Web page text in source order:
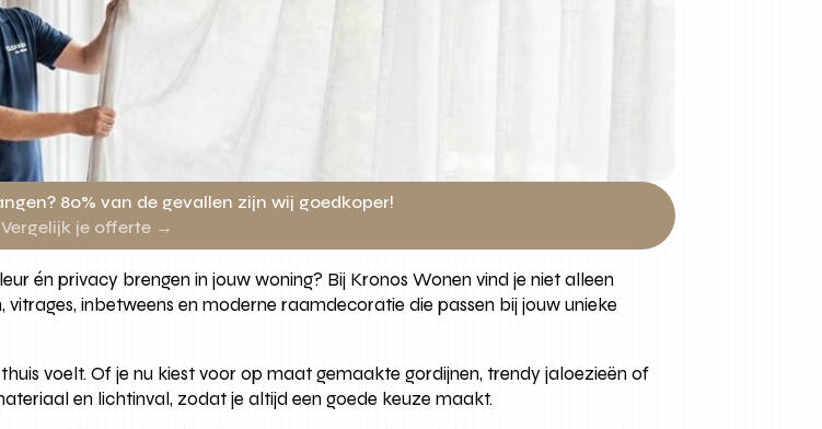
80% van de gevallen zijn wij goedkoper!
Vergelijk je offerte →
én privacy brengen in jouw woning? Bij Kronos Wonen vind je niet alleen
inbetweens en moderne raamdecoratie die passen bij jouw unieke
voelt. Of je nu kiest voor op maat gemaakte gordijnen, trendy jaloezieën of
en lichtinval, zodat je altijd een goede keuze maakt.